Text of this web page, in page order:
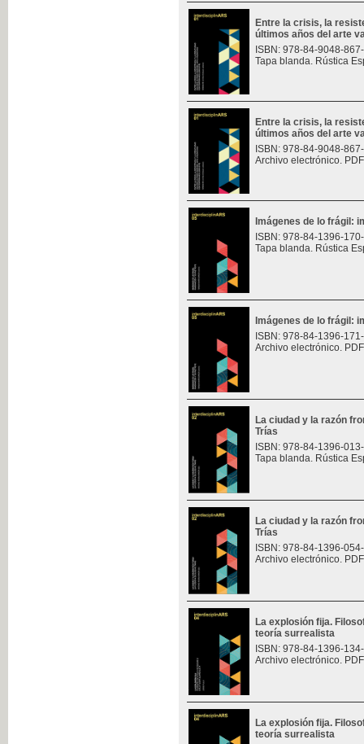
Entre la crisis, la
últimos años del arte
ISBN: 978-84-9048-
Tapa blanda. Rústica
Entre la crisis, la
últimos años del arte
ISBN: 978-84-9048-
Archivo electrónico.
Imágenes de lo frágil:
ISBN: 978-84-1396-
Tapa blanda. Rústica
Imágenes de lo frágil:
ISBN: 978-84-1396-
Archivo electrónico.
La ciudad y la razón
Trías
ISBN: 978-84-1396-
Tapa blanda. Rústica
La ciudad y la razón
Trías
ISBN: 978-84-1396-
Archivo electrónico.
La explosión fija.
teoría surrealista
ISBN: 978-84-1396-
Archivo electrónico.
La explosión fija.
teoría surrealista